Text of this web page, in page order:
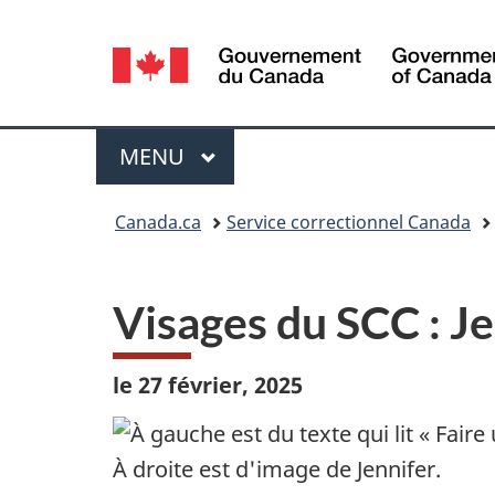
Sélection
de
la
langue
Menu
MENU PRINCIPAL
Canada.ca Service correctionnel Canada
Visages du SCC :
le 27 février, 2025